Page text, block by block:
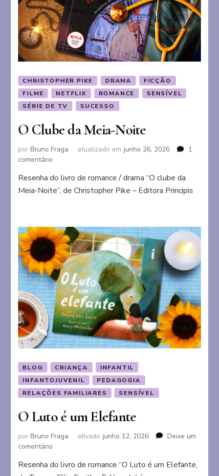
CHRISTOPHER PIKE DRAMA
FICÇÃO
FILME
NETFLIX ROMANCE
SENSÍVEL
SÉRIE DE TV
SUCESSO
O Clube da Meia-Noite
porBruno Fraga atualizado em junho 26, 2026
1
comentário
Clube
da
Resenha do livro de romance / drama “O clube da
Meia-Noite”, de Christopher Pike – Editora Principis
BLOG CRIANÇA
INFANTIL
INFANTOJUVENIL
PEDAGOGIA
RELAÇÕES FAMILIARES
SENSÍVEL
O Luto é um Elefante
porBruno Fraga ativado junho 12, 2026
Deixe um
comentário
Luto
Resenha do livro de romance “O Luto é um Elefante,